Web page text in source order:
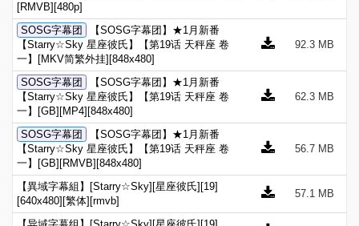
[RMVB][480p]
SOSG字幕团
【SOSG字幕团】★1月新番
【Starry☆Sky 星座彼氏】【第19话 天秤座 卷
一】[MKV简繁外挂][848x480]
92.3 MB
SOSG字幕团
【SOSG字幕团】★1月新番
【Starry☆Sky 星座彼氏】【第19话 天秤座 卷
一】[GB][MP4][848x480]
62.3 MB
SOSG字幕团
【SOSG字幕团】★1月新番
【Starry☆Sky 星座彼氏】【第19话 天秤座 卷
一】[GB][RMVB][848x480]
56.7 MB
【異域字幕組】[Starry☆Sky][星座彼氏][19]
[640x480][繁体][rmvb]
57.1 MB